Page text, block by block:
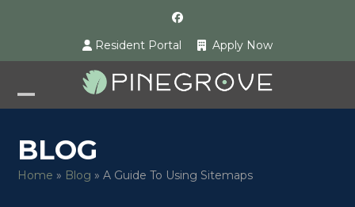
Facebook
Resident Portal
Apply Now
Open
mobile
menu
Close
mobile
menu
BLOG
Home » Blog »A Guide To Using Sitemaps